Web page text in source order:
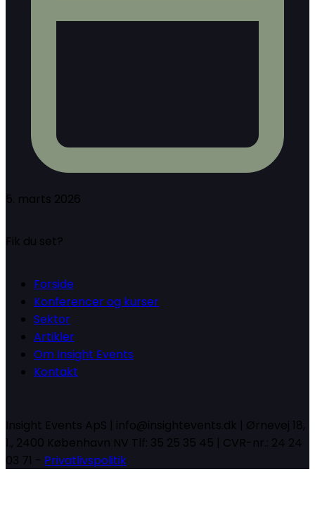
5. marts 2026
Fik du set?
Forside
Konferencer og kurser
Sektor
Artikler
Om Insight Events
Kontakt
Insight Events ApS | info@insightevents.dk | Ørnevej 18,
1., 2400 København NV Tlf: 35 25 35 45 | CVR-nr.: 24 24
03 71 - Privatlivspolitik